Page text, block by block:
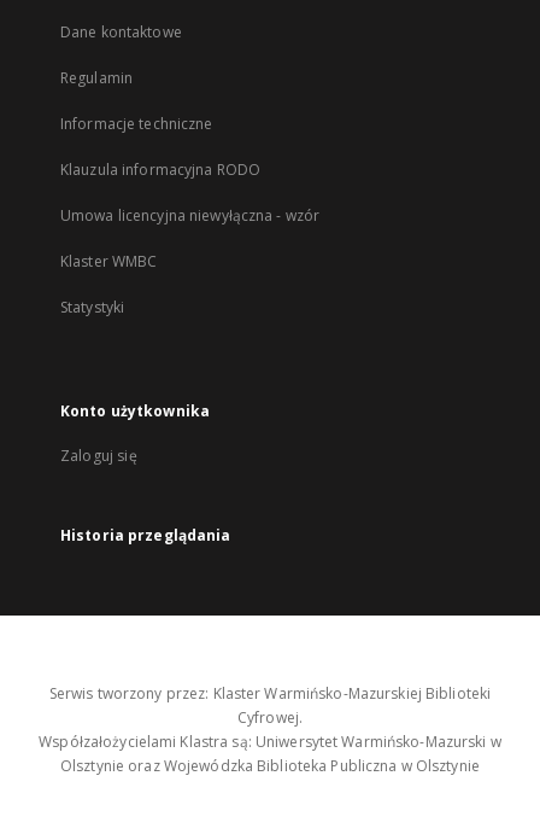
Dane kontaktowe
Regulamin
Informacje techniczne
Klauzula informacyjna RODO
Umowa licencyjna niewyłączna - wzór
Klaster WMBC
Statystyki
Konto użytkownika
Zaloguj się
Historia przeglądania
Serwis tworzony przez: Klaster Warmińsko-Mazurskiej Biblioteki
Cyfrowej.
Współzałożycielami Klastra są: Uniwersytet Warmińsko-Mazurski w
Olsztynie oraz Wojewódzka Biblioteka Publiczna w Olsztynie